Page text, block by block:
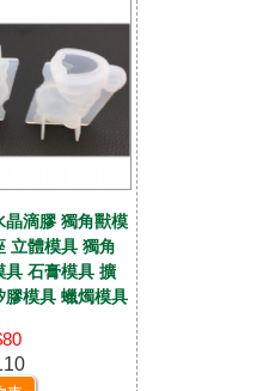
晶滴膠 獨角獸模
立體模具 獨角
具 石膏模具 擴
膠模具 蠟燭模具